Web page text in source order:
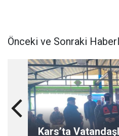
Önceki ve Sonraki
Kars’ta